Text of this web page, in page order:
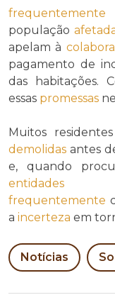
frequentemente
população
apelam à
pagamento de
das habitações.
essas promessas
Muitos
demolidas antes
e, quando
entidades
frequentemente
a incerteza em
Notícias